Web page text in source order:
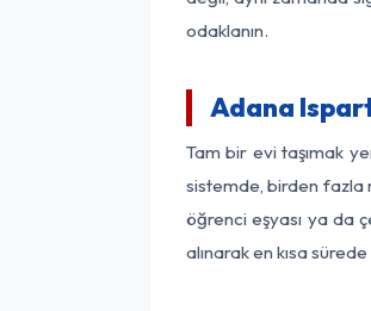
odaklanın.
Adana
Tam bir evi taşımak
sistemde, birden fazla
öğrenci eşyası ya da
alınarak en kısa